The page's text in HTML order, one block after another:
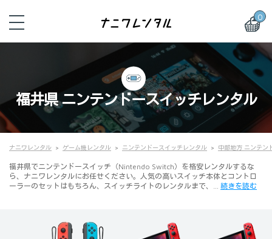
0
福井県 ニンテンドースイッチレンタル
ナニワレンタル ゲーム機レンタル ニンテンドースイッチレンタル 中部地方 ニンテン
福井県でニンテンドースイッチ（Nintendo Switch）を格安レンタルするな
ら、ナニワレンタルにお任せください。人気の高いスイッチ本体とコントロ
ーラーのセットはもちろん、スイッチライトのレンタルまで、… 続きを読む